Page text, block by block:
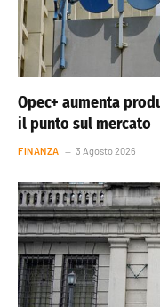
Opec+ aumenta
il punto sul mercato
FINANZA 3 Agosto 2026